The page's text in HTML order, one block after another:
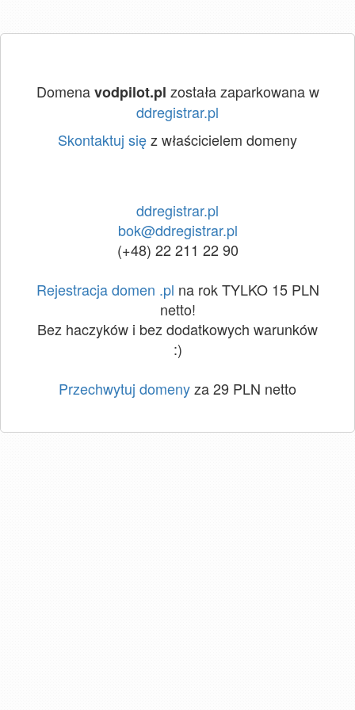
Domenavodpilot.pl została zaparkowana w
ddregistrar.pl
Skontaktuj sięz właścicielem domeny
ddregistrar.pl
bok@ddregistrar.pl
(+48) 22 211 22 90
Rejestracja domen .pl na rok TYLKO 15 PLN
netto!
Bez haczyków i bez dodatkowych warunków
:)
Przechwytuj domenyza 29 PLN netto